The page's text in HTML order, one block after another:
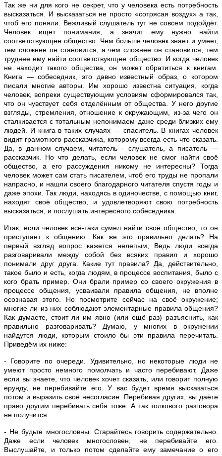
Так же ни для кого не секрет, что у человека есть потребность
высказаться. И высказаться не просто «сотрясая воздух» а так,
чтоб его поняли. Вежливый слушатель тут не совсем подойдёт.
Человек ищет понимания, а значит ему нужно найти
соответствующее общество. Чем больше человек знает и умеет,
тем сложнее он становится; а чем сложнее он становится, тем
труднее ему найти соответствующее общество. И когда человек
не находит такого общества, он может обратиться к книгам.
Книга — собеседник, это давно известный образ, о котором
писали многие авторы. Им хорошо известна ситуация, когда
человек, вопреки существующим условиям сформировался так,
что он чувствует себя отделённым от общества. У него другие
взгляды, стремления, отношение к окружающим, из-за чего он
сталкивается с тотальным непонимаем даже среди близких ему
людей. И книга в таких случаях — спаситель. В книгах человек
видит грамотного рассказчика, которому всегда есть что сказать.
Да, в данном случаем, читатель - слушатель, а писатель —
рассказчик. Но что делать, если человек не смог найти своё
общество, а его рассуждения никому не интересны? Тогда
человек может сам стать писателем, чтоб его труды не пропали
напрасно, и нашли своего благодарного читателя спустя годы и
даже эпохи. Так люди, находясь в одиночестве, с помощью книг,
находят своё общество, и удовлетворяют свою потребность
высказаться, и послушать интересного собеседника.
Итак, если человек всё-таки сумел найти своё общество, то он
приступает к общению. Как же это правильно делать? На
первый взгляд вопрос кажется нелепым; Ведь люди всегда
разговаривали между собой без всяких правил и хорошо
понимали друг друга. Какие тут правила? Да, действительно,
такое было и есть, когда людям, в процессе воспитания, было с
кого брать пример. Они брали пример со своего окружения в
процессе общения, усваивали правила общения, не вполне
осознавая этого. Но посмотрите сейчас на своё окружение;
многие ли из них соблюдают элементарные правила общения?
Как думаете, стоит ли им явно (или ещё раз) разъяснить, как
правильно разговаривать? Думаю, у многих в окружении
найдутся люди, которым стоило бы эти правила перечитать.
Приведём их ниже:
- Говорите по очереди. Удивительно, но некоторые люди не
умеют просто немного помолчать и часто перебивают. Даже
если вы знаете, что человек хочет сказать, или говорит полную
ерунду, не перебивайте его. У вас будет время высказаться
потом и выразить своё несогласие. Перебивая других, вы даёте
право другим перебивать себя тоже. А так толкового разговора
не получится.
- Не будьте многословны. Старайтесь говорить содержательно.
Даже если человек многословен, не перебивайте его.
Выслушайте, и только потом сделайте ему замечание о его